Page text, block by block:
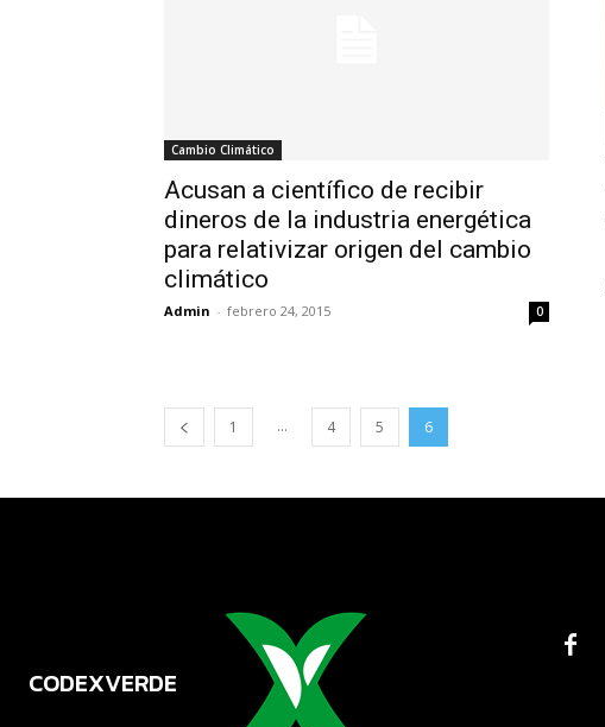
Cambio Climático
Acusan a científico de recibir
dineros de la industria energética
para relativizar origen del cambio
climático
Admin - febrero 24, 2015 0
1 ... 4 5 6
CODEXVERDE